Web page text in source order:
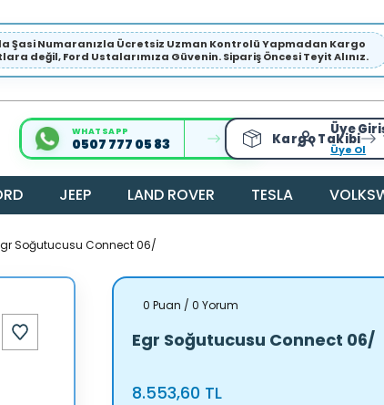
Şasi Numaranızla Ücretsiz Uzman Kontrolü Yapmadan Kargo
değil, Ford Ustalarımıza Güvenin. Sipariş Öncesi Teyit Alınız.
WHATSAPP
0507 777 05 83 Kargo Takibi
Üye
Üye Ol
JEEP LAND ROVER TESLA
Soğutucusu Connect 06/
0 Puan / 0 Yorum
Egr Soğutucusu Connect 06/
8.553,60 TL